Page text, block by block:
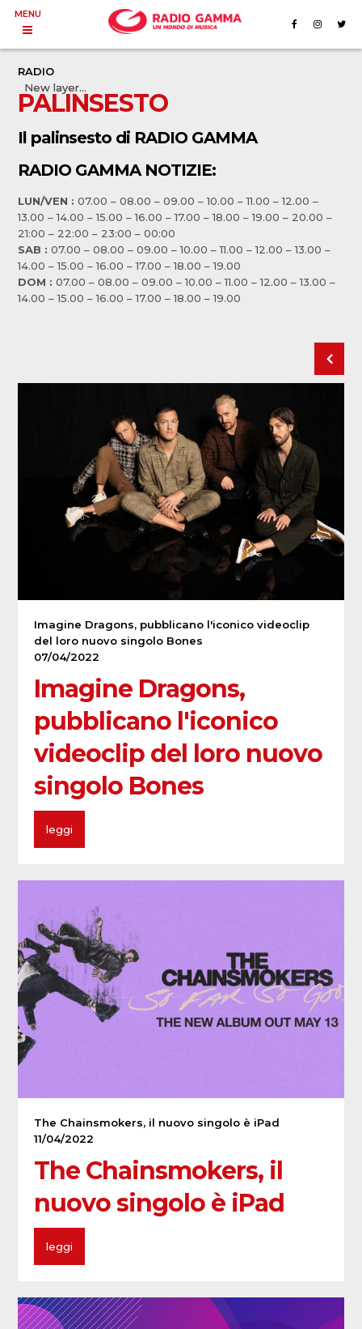
MENU
RADIO
PALINSESTO
Il palinsesto di RADIO GAMMA
RADIO GAMMA NOTIZIE:
LUN/VEN : 07.00 – 08.00 – 09.00 – 10.00 – 11.00 – 12.00 –
13.00 – 14.00 – 15.00 – 16.00 – 17.00 – 18.00 – 19.00 – 20.00 –
21:00 – 22:00 – 23:00 – 00:00
SAB : 07.00 – 08.00 – 09.00 – 10.00 – 11.00 – 12.00 – 13.00 –
14.00 – 15.00 – 16.00 – 17.00 – 18.00 – 19.00
DOM : 07.00 – 08.00 – 09.00 – 10.00 – 11.00 – 12.00 – 13.00 –
14.00 – 15.00 – 16.00 – 17.00 – 18.00 – 19.00
New layer...
New layer...
Imagine Dragons, pubblicano l'iconico videoclip
del loro nuovo singolo Bones
07/04/2022
Imagine Dragons,
pubblicano l'iconico
videoclip del loro nuovo
singolo Bones
leggi
The Chainsmokers, il nuovo singolo è iPad
11/04/2022
The Chainsmokers, il
nuovo singolo è iPad
leggi